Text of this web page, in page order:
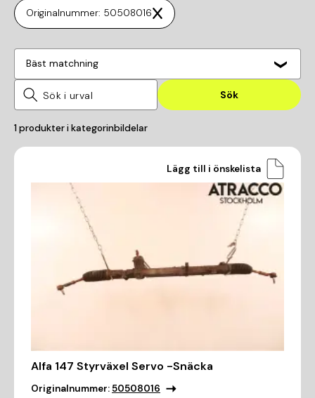
Originalnummer: 50508016
Bäst matchning
Sök
1produkter i kategorinbildelar
Lägg till i önskelista
Alfa 147 Styrväxel Servo -Snäcka
Originalnummer:50508016